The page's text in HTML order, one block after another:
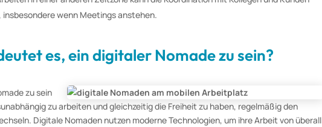
wenn Meetings anstehen.
es, ein digitaler Nomade zu sein?
zu sein
zu arbeiten und gleichzeitig die Freiheit zu haben, regelmäßig den
Digitale Nomaden nutzen moderne Technologien, um ihre Arbeit von überall